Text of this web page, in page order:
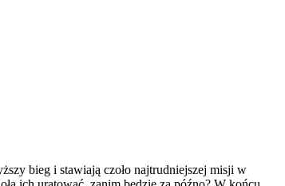
bieg i stawiają czoło najtrudniejszej misji w